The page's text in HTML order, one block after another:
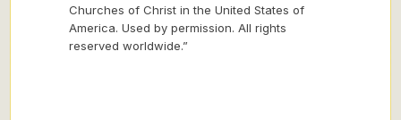
Churches of Christ in the United States of
America. Used by permission. All rights
reserved worldwide.”